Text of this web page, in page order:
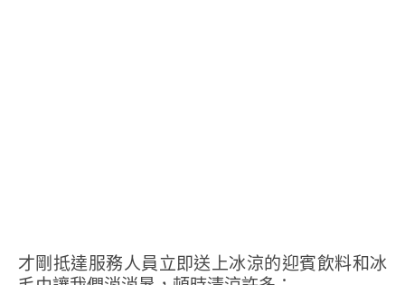
才剛抵達服務人員立即送上冰涼的迎賓飲料和冰